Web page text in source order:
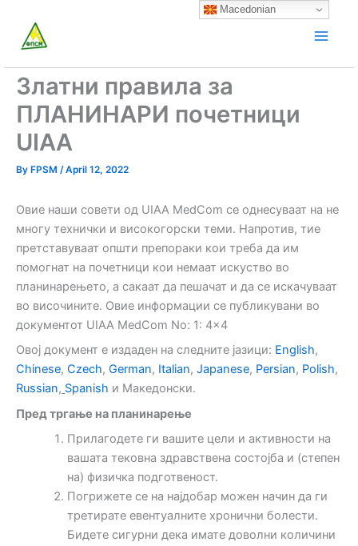
content
Златни правила за
ПЛАНИНАРИ почетници
UIAA
By FPSM /April 12, 2022
Овие наши совети од UIAA MedCom се однесуваат на не
многу технички и високогорски теми. Напротив, тие
претставуваат општи препораки кои треба да им
помогнат на почетници кои немаат искуство во
планинарењето, а сакаат да пешачат и да се искачуваат
во височините. Овие информации се публикувани во
документот UIAA MedCom No: 1: 4×4
Овој документ е издаден на следните јазици: English,
Chinese, Czech, German, Italian, Japanese, Persian, Polish,
Russian, Spanish и Македонски.
Пред тргање на планинарење
Прилагодете ги вашите цели и активности на
вашата тековна здравствена состојба и (степен
на) физичка подготвеност.
Погрижете се на најдобар можен начин да ги
третирате евентуалните хронични болести.
Бидете сигурни дека имате доволни количини
Macedonian